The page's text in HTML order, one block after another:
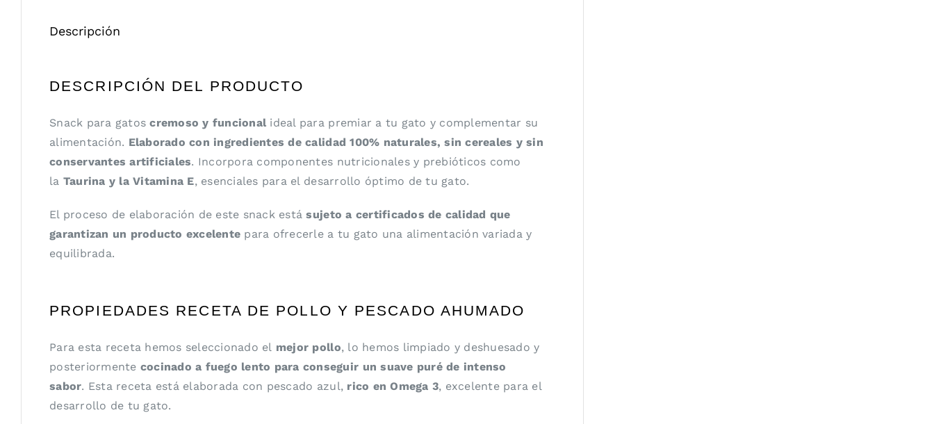
Descripción
DESCRIPCIÓN DEL PRODUCTO
Snack para gatoscremoso y funcional ideal para premiar a tu gato y complementar su
alimentación. Elaborado con ingredientes de calidad 100% naturales, sin cereales y sin
conservantes artificiales. Incorpora componentes nutricionales y prebióticos como
la Taurina y la Vitamina E, esenciales para el desarrollo óptimo de tu gato.
El proceso de elaboración de este snack estásujeto a certificados de calidad que
garantizan un producto excelente para ofrecerle a tu gato una alimentación variada y
equilibrada.
PROPIEDADES RECETA DE POLLO Y PESCADO AHUMADO
Para esta receta hemos seleccionado el mejor pollo, lo hemos limpiado y deshuesado y
posteriormente cocinado a fuego lento para conseguir un suave puré de intenso
sabor. Esta receta está elaborada con pescado azul, rico en Omega 3, excelente para el
desarrollo de tu gato.